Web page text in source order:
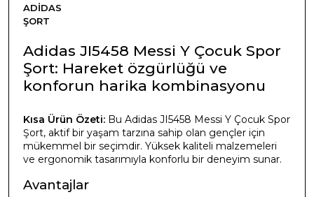
ADIDAS
ŞORT
Adidas JI5458 Messi Y Çocuk Spor
Şort: Hareket özgürlüğü ve
konforun harika kombinasyonu
Kısa Ürün Özeti: Bu Adidas JI5458 Messi Y Çocuk Spor
Şort, aktif bir yaşam tarzına sahip olan gençler için
mükemmel bir seçimdir. Yüksek kaliteli malzemeleri
ve ergonomik tasarımıyla konforlu bir deneyim sunar.
Avantajlar